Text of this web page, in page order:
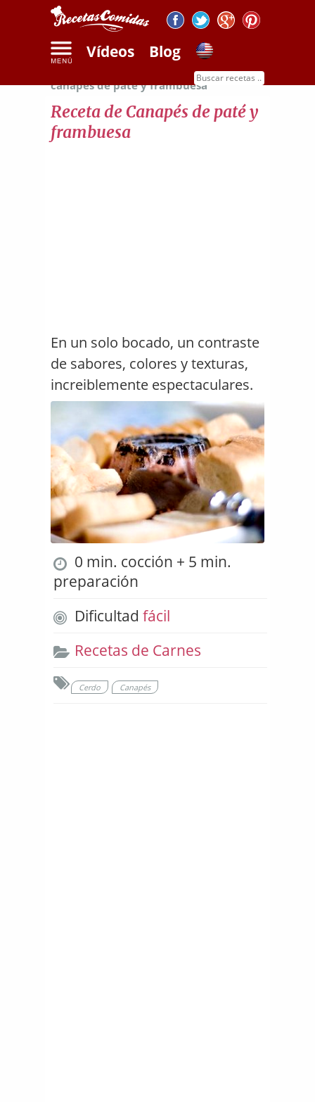
Vídeos Blog
Receta de
canapés de paté y frambuesa
Receta de Canapés de paté y
frambuesa
En un solo bocado, un contraste
de sabores, colores y texturas,
increiblemente espectaculares.
0 min. cocción + 5 min.
preparación
Dificultad fácil
Recetas de Carnes
Cerdo Canapés